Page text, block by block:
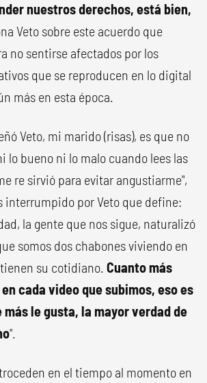
nuestros derechos, está bien,
Veto sobre este acuerdo que
no sentirse afectados por los
que se reproducen en lo digital
más en esta época.
Veto, mi marido (risas), es que no
lo bueno ni lo malo cuando lees las
re sirvió para evitar angustiarme",
interrumpido por Veto que define:
la gente que nos sigue, naturalizó
somos dos chabones viviendo en
su cotidiano. Cuanto más
cada video que subimos, eso es
más le gusta, la mayor verdad de
".
en el tiempo al momento en